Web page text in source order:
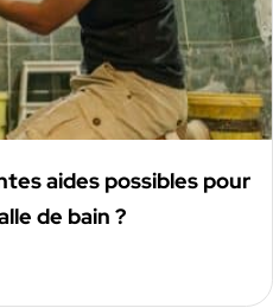
aides possibles pour
de bain ?